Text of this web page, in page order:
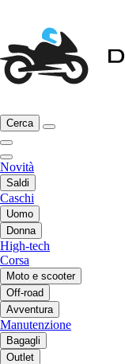
Cerca
Novità
Saldi
Caschi
Uomo
Donna
High-tech
Corsa
Moto e scooter
Off-road
Avventura
Manutenzione
Bagagli
Outlet